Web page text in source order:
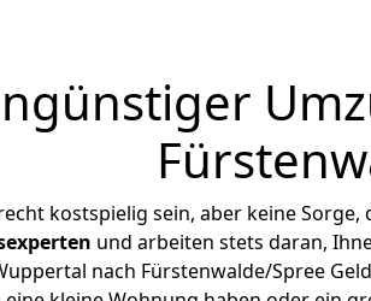
kostspielig sein, aber keine Sorge,
und arbeiten stets daran,
nach Fürstenwalde/Spree